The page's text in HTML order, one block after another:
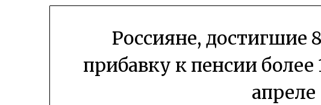
Россияне, достигшие
прибавку к пенсии
апреле